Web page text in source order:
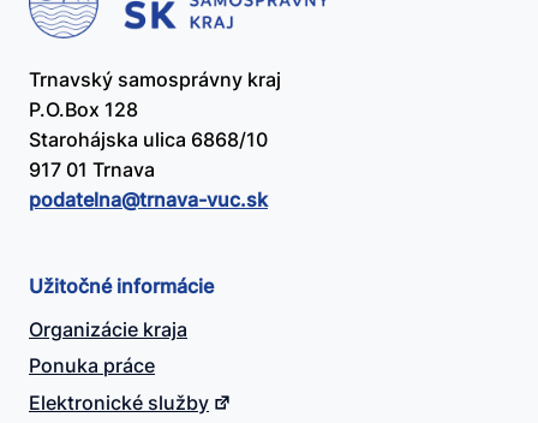
Trnavský samosprávny kraj
P.O.Box 128
Starohájska ulica 6868/10
917 01 Trnava
podatelna@​trnava-vuc.sk
Užitočné informácie
Organizácie kraja
Ponuka práce
Elektronické služby